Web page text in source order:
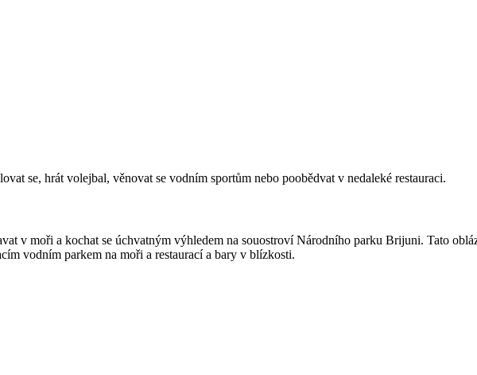
se, hrát volejbal, věnovat se vodním sportům nebo poobědvat v nedaleké restauraci.
v moři a kochat se úchvatným výhledem na souostroví Národního parku Brijuni. Tato
vodním parkem na moři a restaurací a bary v blízkosti.